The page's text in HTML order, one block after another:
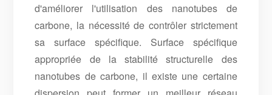
d'améliorer l'utilisation des nanotubes de
carbone, la nécessité de contrôler strictement
sa surface spécifique. Surface spécifique
appropriée de la stabilité structurelle des
nanotubes de carbone, il existe une certaine